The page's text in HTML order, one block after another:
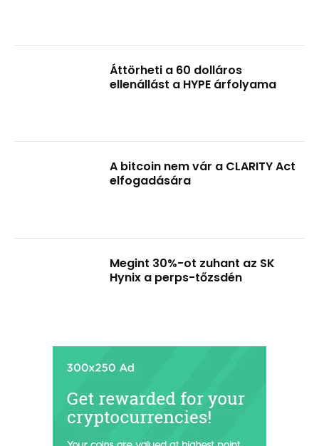
Áttörheti a 60 dolláros
ellenállást a HYPE árfolyama
A bitcoin nem vár a CLARITY Act
elfogadására
Megint 30%-ot zuhant az SK
Hynix a perps-tőzsdén